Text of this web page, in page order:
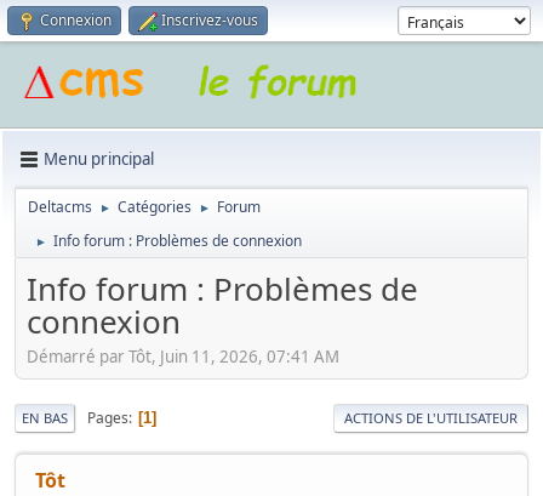
Connexion Inscrivez-vous
Menu principal
Deltacms ► Catégories ► Forum
► Info forum : Problèmes de connexion
Info forum : Problèmes de
connexion
Démarré par Tôt, Juin 11, 2026, 07:41 AM
EN BAS Pages 1 ACTIONS DE L'UTILISATEUR
Tôt